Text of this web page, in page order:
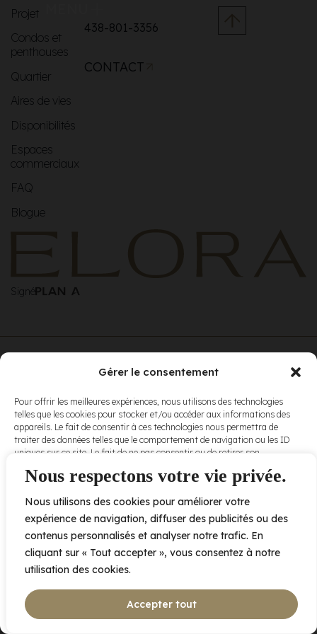
Nous respectons votre vie privée.
Nous utilisons des cookies pour améliorer votre
expérience de navigation, diffuser des publicités ou des
contenus personnalisés et analyser notre trafic. En
cliquant sur « Tout accepter », vous consentez à notre
utilisation des cookies.
Accepter tout
Gérer le consentement
Pour offrir les meilleures expériences, nous utilisons des technologies
telles que les cookies pour stocker et/ou accéder aux informations des
appareils. Le fait de consentir à ces technologies nous permettra de
traiter des données telles que le comportement de navigation ou les ID
uniques sur ce site. Le fait de ne pas consentir ou de retirer son
et fonctions.
Accepter
Refuser
Projet
Condos et
penthouses
Quartier
Aires de vies
Disponibilités
Espaces
commerciaux
FAQ
Blogue
438-801-3356
CONTACT
Signé
conditions
d’utilisationet
nospolitiques
de
confidentialité .
2005 av. de Bois-de-Boulogne, Laval QC H7N 0J7